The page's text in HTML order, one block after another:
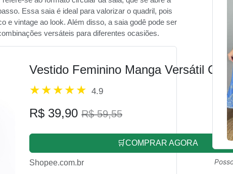
Essa saia é ideal para valorizar o quadril, pois
e vintage ao look. Além disso, a saia godê pode ser
versáteis para diferentes ocasiões.
Vestido Feminino Manga Versátil
4.9
R$ 39,90 R$ 59,55
🛒COMPRAR AGORA
Shopee.com.br